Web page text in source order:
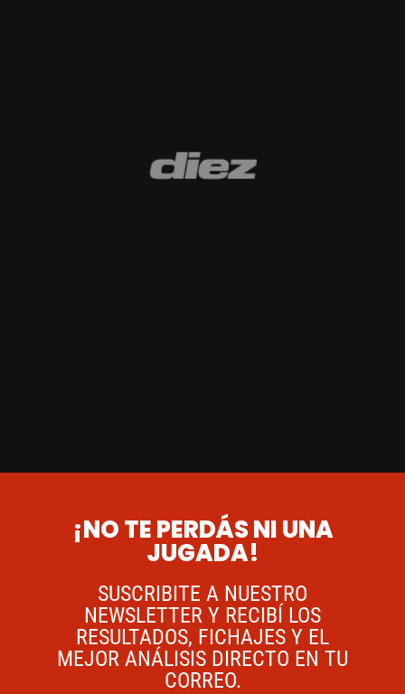
¡NO TE PERDÁS NI UNA
JUGADA!
SUSCRIBITE A NUESTRO
NEWSLETTER Y RECIBÍ LOS
RESULTADOS, FICHAJES Y EL
MEJOR ANÁLISIS DIRECTO EN TU
CORREO.